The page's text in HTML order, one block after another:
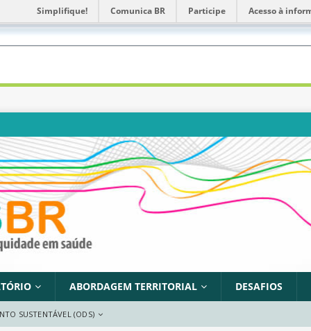
Simplifique! Comunica BR Participe Acesso à
ABORDAGEM TERRITORIAL DESAFIOS
SUSTENTÁVEL (ODS)